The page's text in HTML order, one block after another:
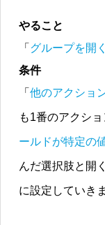
やること
「 グループを開く
条件
「 他のアクショ
も1番のアクシ
ールドが特定の
んだ選択肢と開
に設定していき